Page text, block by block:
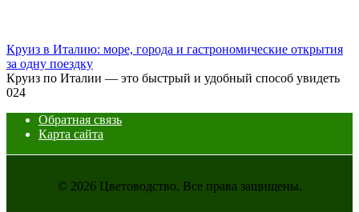
Круиз в Италию: море, города и гастрономические открытия
за одну поездку
Круиз по Италии — это быстрый и удобный способ увидеть
024
Обратная связь
Карта сайта
© 2026 Цветоводство. Все права защищены.